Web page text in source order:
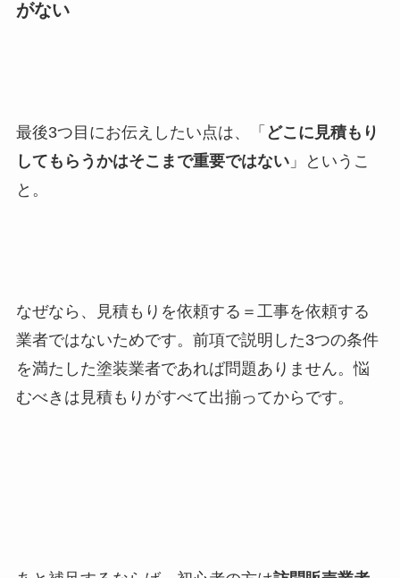
がない
最後3つ目にお伝えしたい点は、「 どこに見積もり
してもらうかはそこまで重要ではない」というこ
と。
なぜなら、見積もりを依頼する＝工事を依頼する
業者ではないためです。前項で説明した3つの条件
を満たした塗装業者であれば問題ありません。悩
むべきは見積もりがすべて出揃ってからです。